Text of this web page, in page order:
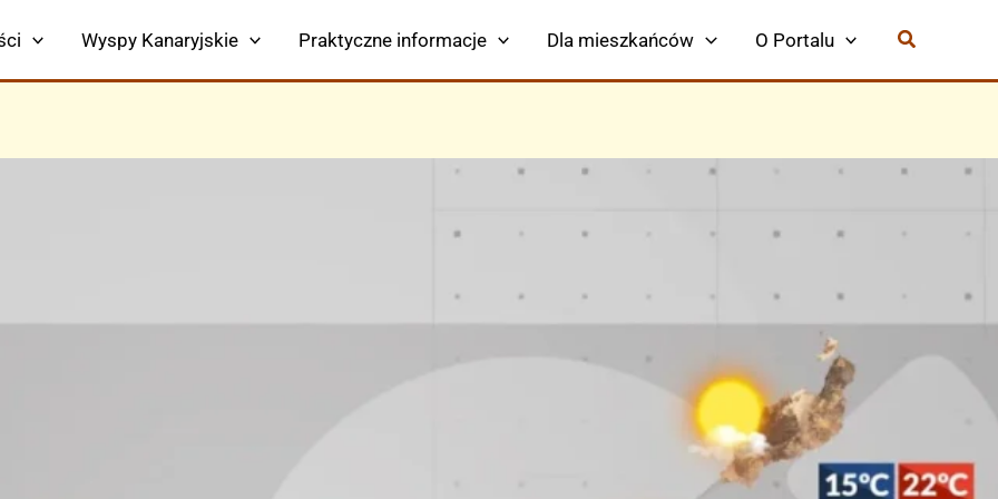
Wyspy Kanaryjskie Praktyczne informacje Dla mieszkańców O Portalu